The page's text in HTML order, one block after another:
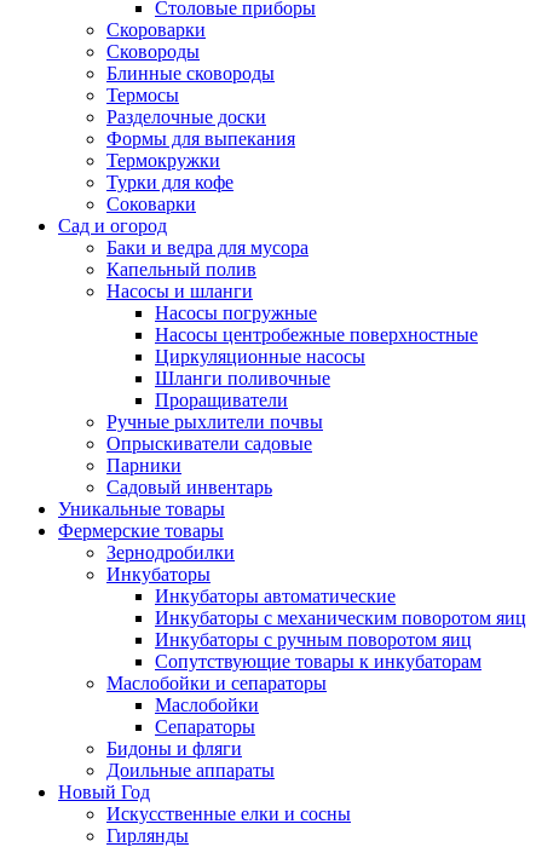
Столовые приборы
Скороварки
Сковороды
Блинные сковороды
Термосы
Разделочные доски
Формы для выпекания
Термокружки
Турки для кофе
Соковарки
Сад и огород
Баки и ведра для мусора
Капельный полив
Насосы и шланги
Насосы погружные
Насосы центробежные поверхностные
Циркуляционные насосы
Шланги поливочные
Проращиватели
Ручные рыхлители почвы
Опрыскиватели садовые
Парники
Садовый инвентарь
Уникальные товары
Фермерские товары
Зернодробилки
Инкубаторы
Инкубаторы автоматические
Инкубаторы с механическим поворотом яиц
Инкубаторы с ручным поворотом яиц
Сопутствующие товары к инкубаторам
Маслобойки и сепараторы
Маслобойки
Сепараторы
Бидоны и фляги
Доильные аппараты
Новый Год
Искусственные елки и сосны
Гирлянды